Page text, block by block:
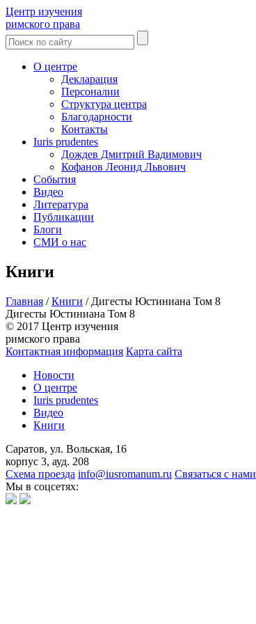
Центр изучения
римского права
О центре
Декларация
Персоналии
Структура центра
Благодарности
Контакты
Iuris prudentes
Дождев Дмитрий Вадимович
Кофанов Леонид Львович
События
Видео
Литература
Публикации
Блоги
СМИ о нас
Книги
Главная /Книги / Дигесты Юстиниана Том 8
Дигесты Юстиниана Том 8
© 2017 Центр изучения
римского права
Контактная информация Карта сайта
Новости
О центре
Iuris prudentes
Видео
Книги
Саратов, ул. Вольская, 16
корпус 3, ауд. 208
Схема проезда info@iusromanum.ru Связаться с нами
Мы в соцсетях: